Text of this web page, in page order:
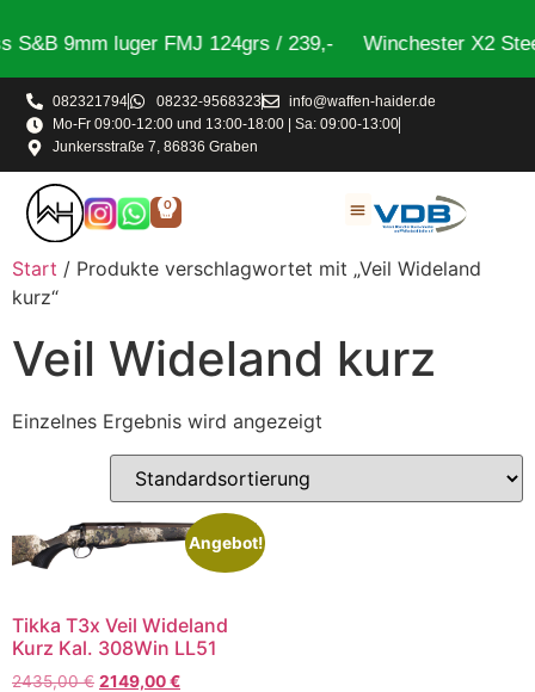
S&B 9mm luger FMJ 124grs / 239,- Winchester X2
082321794 08232-9568323
info@waffen-haider.de
Mo-Fr 09:00-12:00 und 13:00-18:00 | Sa: 09:00-13:00
Junkersstraße 7, 86836 Graben
0
Start / Produkte verschlagwortet mit „Veil Wideland
kurz“
Veil Wideland kurz
Einzelnes Ergebnis wird angezeigt
Angebot!
Tikka T3x Veil Wideland
Kurz Kal. 308Win LL51
2435,00€ 2149,00€